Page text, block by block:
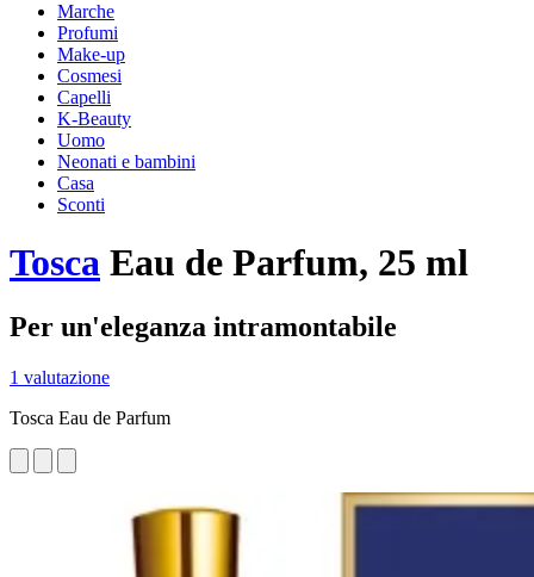
Marche
Profumi
Make-up
Cosmesi
Capelli
K-Beauty
Uomo
Neonati e bambini
Casa
Sconti
Tosca Eau de Parfum, 25 ml
Per un'eleganza intramontabile
1 valutazione
Tosca Eau de Parfum